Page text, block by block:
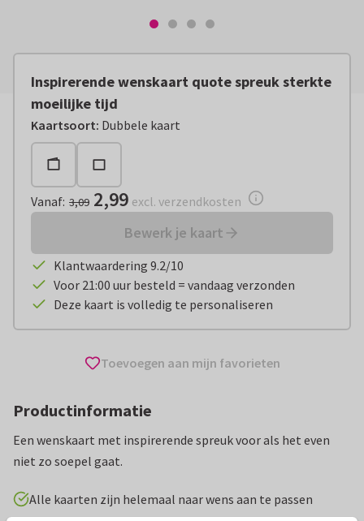
Inspirerende wenskaart quote spreuk sterkte
moeilijke tijd
Kaartsoort: Dubbele kaart
Vanaf: € 2,99 excl. verzendkosten
Vanaf: 3,09 2,99 excl. verzendkosten
Bewerk je kaart
Klantwaardering 9.2/10
Voor 21:00 uur besteld = vandaag verzonden
Deze kaart is volledig te personaliseren
Toevoegen aan mijn favorieten
Productinformatie
Een wenskaart met inspirerende spreuk voor als het even
niet zo soepel gaat.
Alle kaarten zijn helemaal naar wens aan te passen